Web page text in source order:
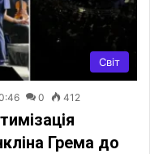
Світ
0 412
Грема до